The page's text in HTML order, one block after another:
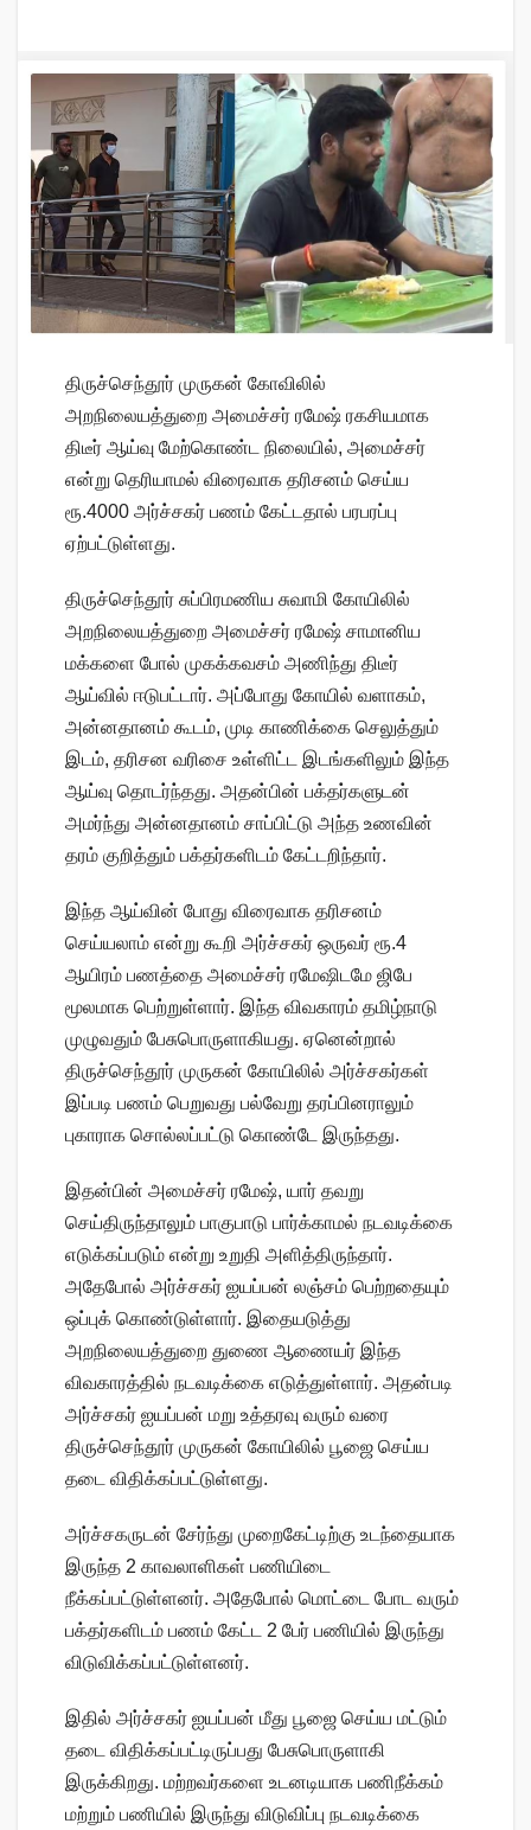
திருச்செந்தூர் முருகன் கோவிலில்
அறநிலையத்துறை அமைச்சர் ரமேஷ் ரகசியமாக
திடீர் ஆய்வு மேற்கொண்ட நிலையில், அமைச்சர்
என்று தெரியாமல் விரைவாக தரிசனம் செய்ய
ரூ.4000 அர்ச்சகர் பணம் கேட்டதால் பரபரப்பு
ஏற்பட்டுள்ளது.
திருச்செந்தூர் சுப்பிரமணிய சுவாமி கோயிலில்
அறநிலையத்துறை அமைச்சர் ரமேஷ் சாமானிய
மக்களை போல் முகக்கவசம் அணிந்து திடீர்
ஆய்வில் ஈடுபட்டார். அப்போது கோயில் வளாகம்,
அன்னதானம் கூடம், முடி காணிக்கை செலுத்தும்
இடம், தரிசன வரிசை உள்ளிட்ட இடங்களிலும் இந்த
ஆய்வு தொடர்ந்தது. அதன்பின் பக்தர்களுடன்
அமர்ந்து அன்னதானம் சாப்பிட்டு அந்த உணவின்
தரம் குறித்தும் பக்தர்களிடம் கேட்டறிந்தார்.
இந்த ஆய்வின் போது விரைவாக தரிசனம்
செய்யலாம் என்று கூறி அர்ச்சகர் ஒருவர் ரூ.4
ஆயிரம் பணத்தை அமைச்சர் ரமேஷிடமே ஜிபே
மூலமாக பெற்றுள்ளார். இந்த விவகாரம் தமிழ்நாடு
முழுவதும் பேசுபொருளாகியது. ஏனென்றால்
திருச்செந்தூர் முருகன் கோயிலில் அர்ச்சகர்கள்
இப்படி பணம் பெறுவது பல்வேறு தரப்பினராலும்
புகாராக சொல்லப்பட்டு கொண்டே இருந்தது.
இதன்பின் அமைச்சர் ரமேஷ், யார் தவறு
செய்திருந்தாலும் பாகுபாடு பார்க்காமல் நடவடிக்கை
எடுக்கப்படும் என்று உறுதி அளித்திருந்தார்.
அதேபோல் அர்ச்சகர் ஐயப்பன் லஞ்சம் பெற்றதையும்
ஒப்புக் கொண்டுள்ளார். இதையடுத்து
அறநிலையத்துறை துணை ஆணையர் இந்த
விவகாரத்தில் நடவடிக்கை எடுத்துள்ளார். அதன்படி
அர்ச்சகர் ஐயப்பன் மறு உத்தரவு வரும் வரை
திருச்செந்தூர் முருகன் கோயிலில் பூஜை செய்ய
தடை விதிக்கப்பட்டுள்ளது.
அர்ச்சகருடன் சேர்ந்து முறைகேட்டிற்கு உடந்தையாக
இருந்த 2 காவலாளிகள் பணியிடை
நீக்கப்பட்டுள்ளனர். அதேபோல் மொட்டை போட வரும்
பக்தர்களிடம் பணம் கேட்ட 2 பேர் பணியில் இருந்து
விடுவிக்கப்பட்டுள்ளனர்.
இதில் அர்ச்சகர் ஐயப்பன் மீது பூஜை செய்ய மட்டும்
தடை விதிக்கப்பட்டிருப்பது பேசுபொருளாகி
இருக்கிறது. மற்றவர்களை உடனடியாக பணிநீக்கம்
மற்றும் பணியில் இருந்து விடுவிப்பு நடவடிக்கை